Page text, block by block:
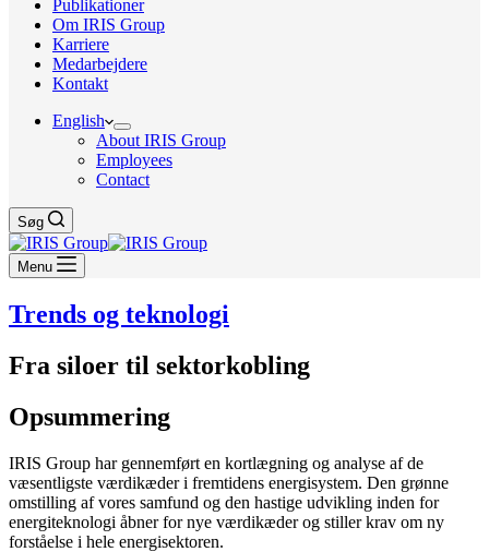
Publikationer
Om IRIS Group
Karriere
Medarbejdere
Kontakt
English
About IRIS Group
Employees
Contact
Søg
Menu
Trends og teknologi
Fra siloer til sektorkobling
Opsummering
IRIS Group har gennemført en kortlægning og analyse af de
væsentligste værdikæder i fremtidens energisystem. Den grønne
omstilling af vores samfund og den hastige udvikling inden for
energiteknologi åbner for nye værdikæder og stiller krav om ny
forståelse i hele energisektoren.